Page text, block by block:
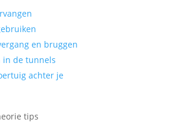
en bruggen
in de tunnels
achter je
tips